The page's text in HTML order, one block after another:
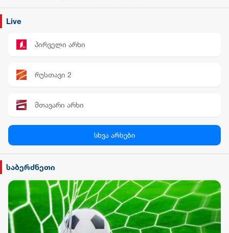
Live
პირველი არხი
რუსთავი 2
მთავარი არხი
სილქ უნივერსალი
TV პირველი
ფორმულა
სხვა არხები
საბერძნეთი